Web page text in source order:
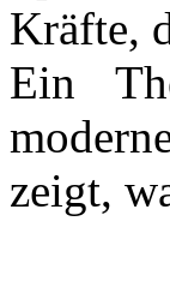
Kräfte,
Ein
zeigt,